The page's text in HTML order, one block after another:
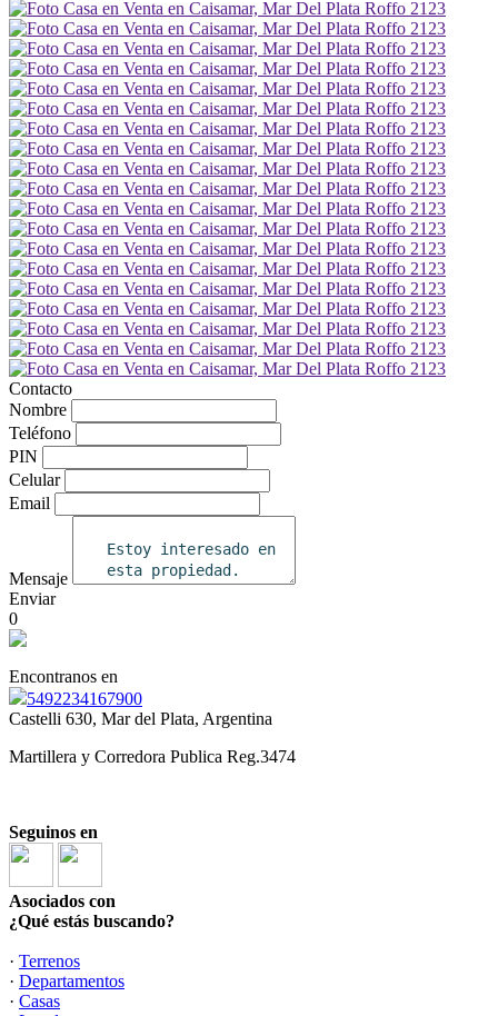
Contacto
Nombre
Teléfono
PIN
Celular
Email
Mensaje
Enviar
0
Encontranos en
5492234167900
Castelli 630, Mar del Plata, Argentina
Martillera y Corredora Publica Reg.3474
Seguinos en
Asociados con
¿Qué estás buscando?
· Terrenos
· Departamentos
· Casas